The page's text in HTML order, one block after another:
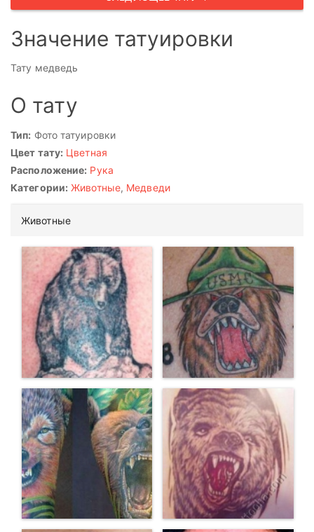
Значение татуировки
Тату медведь
О тату
Тип: Фото татуировки
Цвет тату: Цветная
Расположение: Рука
Категории: Животные, Медведи
Животные